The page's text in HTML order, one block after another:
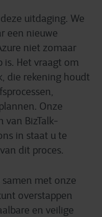
uitdaging. We
een nieuwe
niet zomaar
is. Het vraagt om
die rekening houdt
Onze
van BizTalk-
in staat u te
dit proces.
met onze
overstappen
en veilige